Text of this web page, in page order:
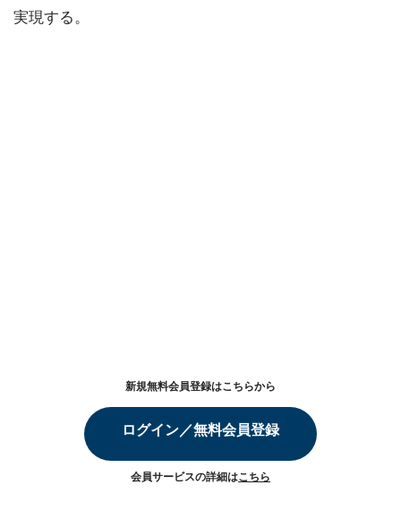
実現する。
新規無料会員登録はこちらから
ログイン／無料会員登録
会員サービスの詳細はこちら